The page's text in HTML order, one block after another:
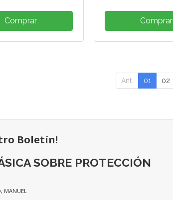
Comprar Comprar
Ant. 01 02
Boletín!
SOBRE PROTECCIÓN
MANUEL